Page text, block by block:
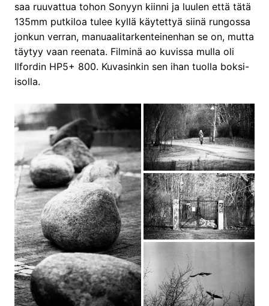
saa ruuvattua tohon Sonyyn kiinni ja luulen että tätä
135mm putkiloa tulee kyllä käytettyä siinä rungossa
jonkun verran, manuaalitarkenteinenhan se on, mutta
täytyy vaan reenata. Filminä ao kuvissa mulla oli
Ilfordin HP5+ 800. Kuvasinkin sen ihan tuolla boksi-
isolla.